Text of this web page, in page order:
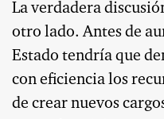
La verdadera
otro lado. Antes de
Estado tendría que
con eficiencia los
de crear nuevos